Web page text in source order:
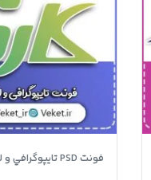
فونت PSD تايپوگرافي و لوگوتايپ کارمانیا